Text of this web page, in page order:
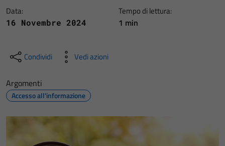
Data:
16 Novembre 2024
Tempo di lettura:
1 min
Condividi Vedi azioni
Argomenti
Accesso all'informazione